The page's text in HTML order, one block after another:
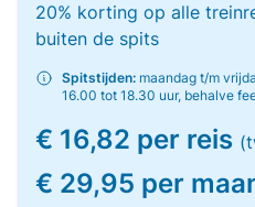
20% korting op alle
buiten de spits
Spitstijden: maandag t/m
16.00 tot 18.30 uur, behalve
€ 16,82 per reis
€ 29,95 per